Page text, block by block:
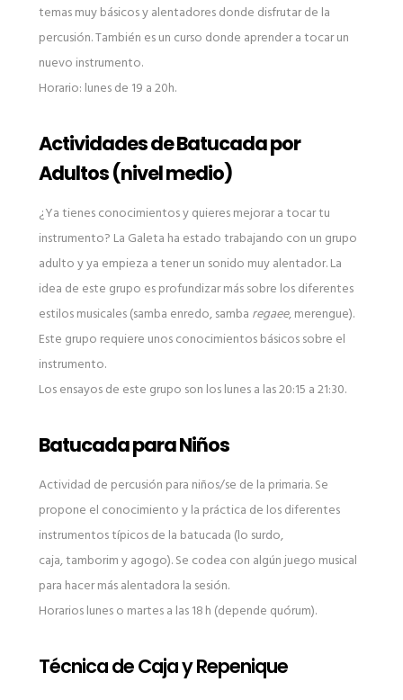
temas muy básicos y alentadores donde disfrutar de la
percusión. También es un curso donde aprender a tocar un
nuevo instrumento.
Horario: lunes de 19 a 20h.
Actividades de Batucada por
Adultos (nivel medio)
¿Ya tienes conocimientos y quieres mejorar a tocar tu
instrumento? La Galeta ha estado trabajando con un grupo
adulto y ya empieza a tener un sonido muy alentador. La
idea de este grupo es profundizar más sobre los diferentes
estilos musicales (samba enredo, samba regaee, merengue).
Este grupo requiere unos conocimientos básicos sobre el
instrumento.
Los ensayos de este grupo son los lunes a las 20:15 a 21:30.
Batucada para Niños
Actividad de percusión para niños/se de la primaria. Se
propone el conocimiento y la práctica de los diferentes
instrumentos típicos de la batucada (lo surdo,
caja, tamborim y agogo). Se codea con algún juego musical
para hacer más alentadora la sesión.
Horarios lunes o martes a las 18 h (depende quórum).
Técnica de Caja y Repenique